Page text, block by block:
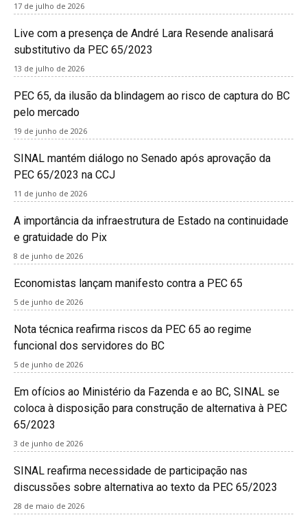
17 de julho de 2026
Live com a presença de André Lara Resende analisará
substitutivo da PEC 65/2023
13 de julho de 2026
PEC 65, da ilusão da blindagem ao risco de captura do BC
pelo mercado
19 de junho de 2026
SINAL mantém diálogo no Senado após aprovação da
PEC 65/2023 na CCJ
11 de junho de 2026
A importância da infraestrutura de Estado na continuidade
e gratuidade do Pix
8 de junho de 2026
Economistas lançam manifesto contra a PEC 65
5 de junho de 2026
Nota técnica reafirma riscos da PEC 65 ao regime
funcional dos servidores do BC
5 de junho de 2026
Em ofícios ao Ministério da Fazenda e ao BC, SINAL se
coloca à disposição para construção de alternativa à PEC
65/2023
3 de junho de 2026
SINAL reafirma necessidade de participação nas
discussões sobre alternativa ao texto da PEC 65/2023
28 de maio de 2026